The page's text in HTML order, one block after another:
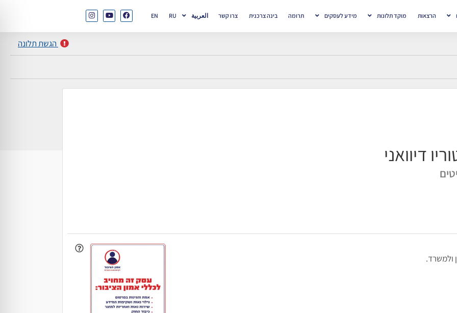
הרצאות מוקד תלונות מידע לעסקים תרומה בינה צרכנית צרו קשר العربية RU
EN
הגשת תלונה
דיוואני
ולמשרד.